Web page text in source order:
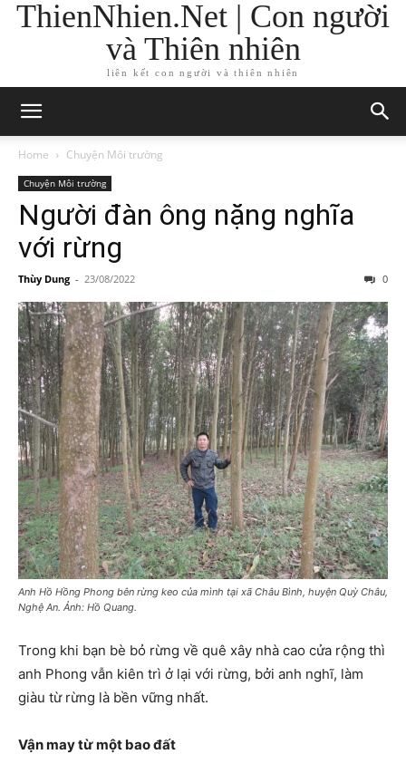
ThienNhien.Net | Con người
và Thiên nhiên
liên kết con người và thiên nhiên
Home Chuyện Môi trường
Chuyện Môi trường
Người đàn ông nặng nghĩa
với rừng
Thùy Dung - 23/08/2022 0
Anh Hồ Hồng Phong bên rừng keo của mình tại xã Châu Bình, huyện Quỳ Châu,
Nghệ An. Ảnh: Hồ Quang.
Trong khi bạn bè bỏ rừng về quê xây nhà cao cửa rộng thì
anh Phong vẫn kiên trì ở lại với rừng, bởi anh nghĩ, làm
giàu từ rừng là bền vững nhất.
Vận may từ một bao đất